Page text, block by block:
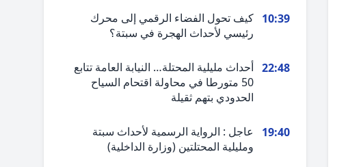
10:39 كيف تحول الفضاء الرقمي إلى محرك
رئيسي لأحداث الهجرة في سبتة؟
22:48 أحداث مليلية المحتلة… النيابة العامة تتابع
50 متورطا في محاولة اقتحام السياح
الحدودي بتهم ثقيلة
19:40
عاجل : الرواية الرسمية لأحداث سبتة
ومليلية المحتلتين (وزارة الداخلية)